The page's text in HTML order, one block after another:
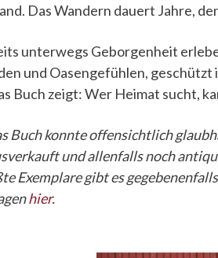
Das Wandern dauert Jahre,
unterwegs Geborgenheit
und Oasengefühlen,
Buch zeigt: Wer Heimat sucht,
Buch konnte offensichtlich
und allenfalls noch
Exemplare gibt es
hier.